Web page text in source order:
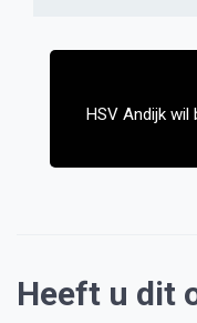
Bericht
HSV Andijk wil
Heeft u dit